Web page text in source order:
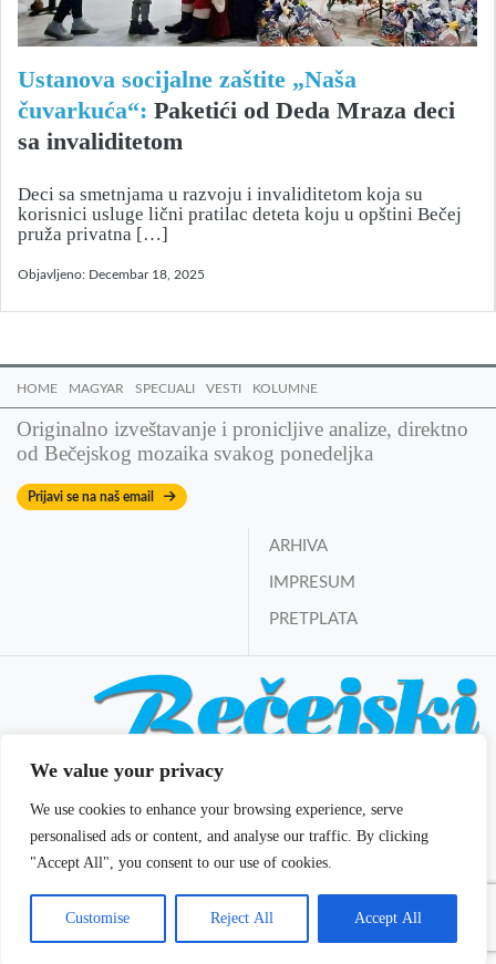
We value your privacy
We use cookies to enhance your browsing experience, serve
personalised ads or content, and analyse our traffic. By clicking
"Accept All", you consent to our use of cookies.
Customise Reject All Accept All
Ustanova socijalne zaštite „Naša
čuvarkuća“: Paketići od Deda Mraza deci
sa invaliditetom
Deci sa smetnjama u razvoju i invaliditetom koja su
korisnici usluge lični pratilac deteta koju u opštini Bečej
pruža privatna […]
Objavljeno: Decembar 18, 2025
HOME MAGYAR SPECIJALI VESTI KOLUMNE
Originalno izveštavanje i pronicljive analize, direktno
od Bečejskog mozaika svakog ponedeljka
Prijavi se na naš email
ARHIVA
IMPRESUM
PRETPLATA
Izdavač i osnivač:Mozaik DOO Bečej
E-mail: redakcija@becejski-mozaik.co.rs
© 2022 Bečejski mozaik. All rights reserved. | Theme: dmmedia by
media, Novi Sad.